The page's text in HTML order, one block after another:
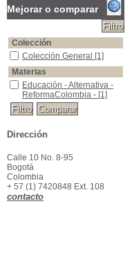
Mejorar o comparar
Colección
Colección General
Colección General [1]
Materias
Educación - Alternativa -
Educación - Alternativa -
ReformaColombia - [1]
Dirección
Calle 10 No. 8-95
Bogotá
Colombia
+ 57 (1) 7420848 Ext. 108
contacto